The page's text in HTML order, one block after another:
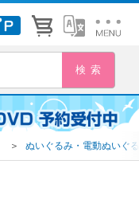
＞ ぬいぐるみ・電動ぬいぐ